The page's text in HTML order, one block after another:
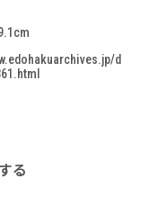
d
る